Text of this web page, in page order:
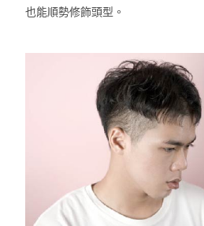
也能順勢修飾頭型。